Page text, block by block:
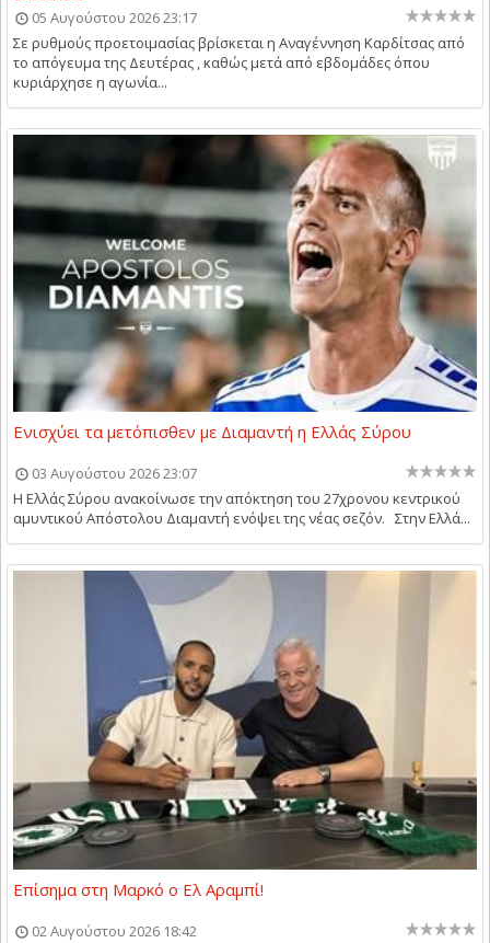
05 Αυγούστου 2026 23:17
Σε ρυθμούς προετοιμασίας βρίσκεται η Αναγέννηση Καρδίτσας από
το απόγευμα της Δευτέρας , καθώς μετά από εβδομάδες όπου
κυριάρχησε η αγωνία...
Ενισχύει τα μετόπισθεν με Διαμαντή η Ελλάς Σύρου
03 Αυγούστου 2026 23:07
Η Ελλάς Σύρου ανακοίνωσε την απόκτηση του 27χρονου κεντρικού
αμυντικού Απόστολου Διαμαντή ενόψει της νέας σεζόν. Στην Ελλά...
Επίσημα στη Μαρκό ο Ελ Αραμπί!
02 Αυγούστου 2026 18:42